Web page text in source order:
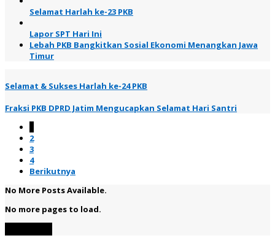
Selamat Harlah ke-23 PKB
Lapor SPT Hari Ini
Lebah PKB Bangkitkan Sosial Ekonomi Menangkan Jawa
Timur
Selamat & Sukses Harlah ke-24 PKB
Fraksi PKB DPRD Jatim Mengucapkan Selamat Hari Santri
2
3
4
Berikutnya
No More Posts Available.
No more pages to load.